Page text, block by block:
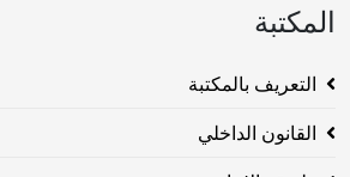
المكتبة
التعريف بالمكتبة
القانون الداخلي